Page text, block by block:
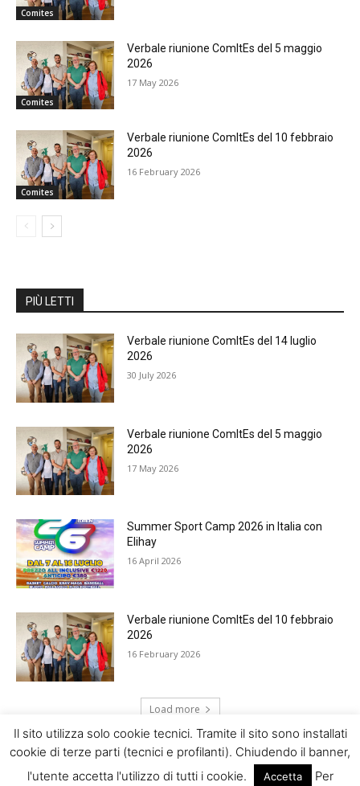
Comites
Comites
Verbale riunione ComItEs del 5 maggio
2026
17 May 2026
Comites
Verbale riunione ComItEs del 10 febbraio
2026
16 February 2026
PIÙ LETTI
Verbale riunione ComItEs del 14 luglio
2026
30 July 2026
Verbale riunione ComItEs del 5 maggio
2026
17 May 2026
Summer Sport Camp 2026 in Italia con
Elihay
16 April 2026
Verbale riunione ComItEs del 10 febbraio
2026
16 February 2026
Load more
Il sito utilizza solo cookie tecnici. Tramite il sito sono installati
cookie di terze parti (tecnici e profilanti). Chiudendo il banner,
l'utente accetta l'utilizzo di tutti i cookie.
Accetta Per